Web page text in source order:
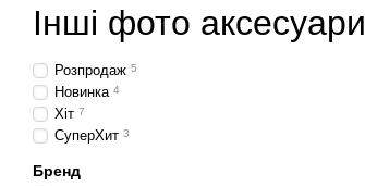
Інші фото аксесуари
Розпродаж 5
Новинка 4
Хіт 7
СуперХит 3
Бренд